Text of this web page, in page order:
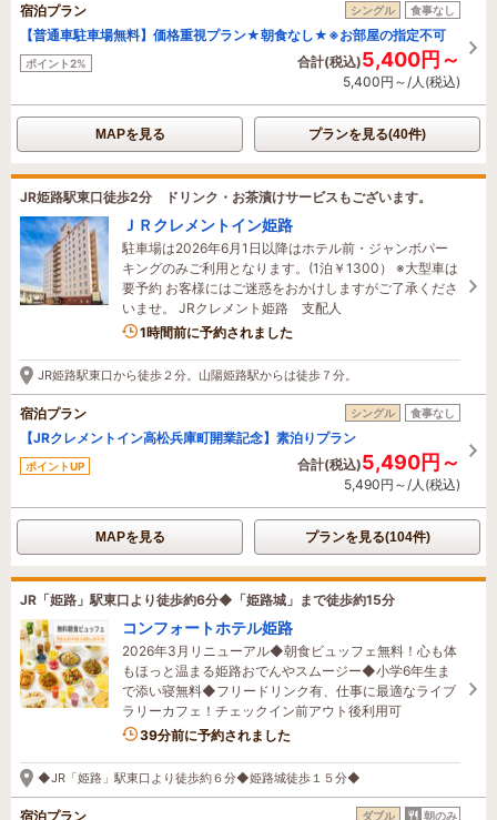
宿泊プラン シングル 食事なし
【普通車駐車場無料】価格重視プラン★朝食なし★※お部屋の指定不可
ポイント2% 合計(税込)5,400円～
5,400円～/人(税込)
MAPを見る プランを見る(40件)
JR姫路駅東口徒歩2分 ドリンク・お茶漬けサービスもございます。
ＪＲクレメントイン姫路
駐車場は2026年6月1日以降はホテル前・ジャンボパー
キングのみご利用となります。(1泊￥1300） ※大型車は
要予約 お客様にはご迷惑をおかけしますがご了承くださ
いませ。 JRクレメント姫路 支配人
1時間前に予約されました
JR姫路駅東口から徒歩２分。山陽姫路駅からは徒歩７分。
宿泊プラン シングル 食事なし
【JRクレメントイン高松兵庫町開業記念】素泊りプラン
ポイントUP 合計(税込)5,490円～
5,490円～/人(税込)
MAPを見る プランを見る(104件)
JR「姫路」駅東口より徒歩約6分◆「姫路城」まで徒歩約15分
コンフォートホテル姫路
2026年3月リニューアル◆朝食ビュッフェ無料！心も体
もほっと温まる姫路おでんやスムージー◆小学6年生ま
で添い寝無料◆フリードリンク有、仕事に最適なライブ
ラリーカフェ！チェックイン前アウト後利用可
4名がこの宿を見ています
39分前に予約されました
◆JR「姫路」駅東口より徒歩約６分◆姫路城徒歩１５分◆
宿泊プラン ダブル 朝のみ